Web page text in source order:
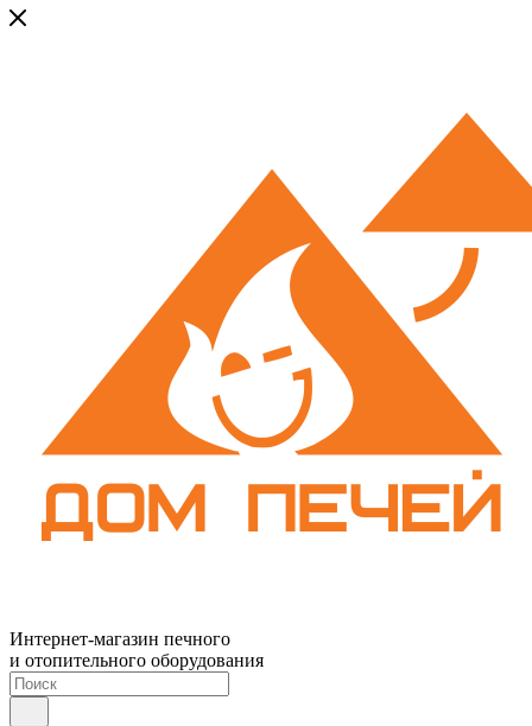
Интернет-магазин печного
и отопительного оборудования